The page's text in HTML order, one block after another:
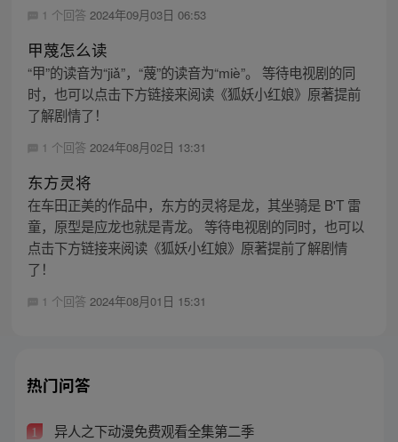
1 个回答 2024年09月03日 06:53
甲蔑怎么读
“甲”的读音为“jiǎ”，“蔑”的读音为“miè”。 等待电视剧的同
时，也可以点击下方链接来阅读《狐妖小红娘》原著提前
了解剧情了！
1 个回答 2024年08月02日 13:31
东方灵将
在车田正美的作品中，东方的灵将是龙，其坐骑是 B'T 雷
童，原型是应龙也就是青龙。 等待电视剧的同时，也可以
点击下方链接来阅读《狐妖小红娘》原著提前了解剧情
了！
1 个回答 2024年08月01日 15:31
热门问答
1 异人之下动漫免费观看全集第二季